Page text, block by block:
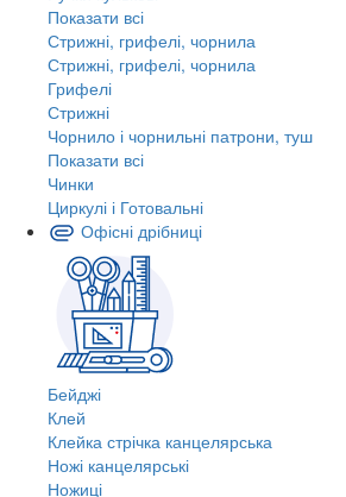
Показати всі
Стрижні, грифелі, чорнила
Стрижні, грифелі, чорнила
Грифелі
Стрижні
Чорнило і чорнильні патрони, туш
Показати всі
Чинки
Циркулі і Готовальні
Офісні дрібниці
Бейджі
Клей
Клейка стрічка канцелярська
Ножі канцелярські
Ножиці